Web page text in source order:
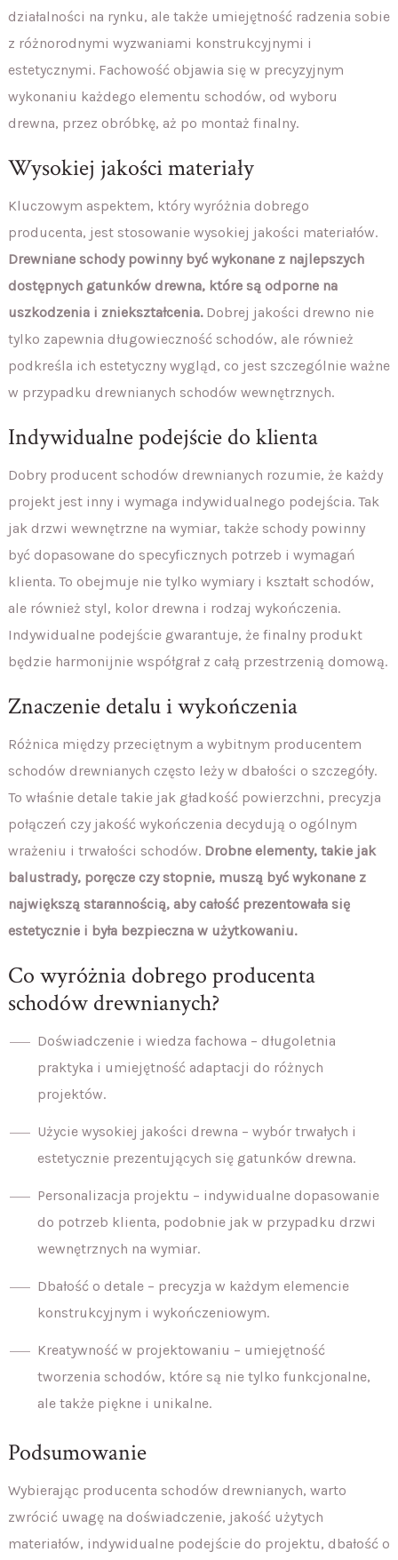
działalności na rynku, ale także umiejętność radzenia sobie
z różnorodnymi wyzwaniami konstrukcyjnymi i
estetycznymi. Fachowość objawia się w precyzyjnym
wykonaniu każdego elementu schodów, od wyboru
drewna, przez obróbkę, aż po montaż finalny.
Wysokiej jakości materiały
Kluczowym aspektem, który wyróżnia dobrego
producenta, jest stosowanie wysokiej jakości materiałów.
Drewniane schody powinny być wykonane z najlepszych
dostępnych gatunków drewna, które są odporne na
uszkodzenia i zniekształcenia.Dobrej jakości drewno nie
tylko zapewnia długowieczność schodów, ale również
podkreśla ich estetyczny wygląd, co jest szczególnie ważne
w przypadku drewnianych schodów wewnętrznych.
Indywidualne podejście do klienta
Dobry producent schodów drewnianych rozumie, że każdy
projekt jest inny i wymaga indywidualnego podejścia. Tak
jak drzwi wewnętrzne na wymiar, także schody powinny
być dopasowane do specyficznych potrzeb i wymagań
klienta. To obejmuje nie tylko wymiary i kształt schodów,
ale również styl, kolor drewna i rodzaj wykończenia.
Indywidualne podejście gwarantuje, że finalny produkt
będzie harmonijnie współgrał z całą przestrzenią domową.
Znaczenie detalu i wykończenia
Różnica między przeciętnym a wybitnym producentem
schodów drewnianych często leży w dbałości o szczegóły.
To właśnie detale takie jak gładkość powierzchni, precyzja
połączeń czy jakość wykończenia decydują o ogólnym
wrażeniu i trwałości schodów. Drobne elementy, takie jak
balustrady, poręcze czy stopnie, muszą być wykonane z
największą starannością, aby całość prezentowała się
estetycznie i była bezpieczna w użytkowaniu.
Co wyróżnia dobrego producenta
schodów drewnianych?
Doświadczenie i wiedza fachowa – długoletnia
praktyka i umiejętność adaptacji do różnych
projektów.
Użycie wysokiej jakości drewna – wybór trwałych i
estetycznie prezentujących się gatunków drewna.
Personalizacja projektu – indywidualne dopasowanie
do potrzeb klienta, podobnie jak w przypadku drzwi
wewnętrznych na wymiar.
Dbałość o detale – precyzja w każdym elemencie
konstrukcyjnym i wykończeniowym.
Kreatywność w projektowaniu – umiejętność
tworzenia schodów, które są nie tylko funkcjonalne,
ale także piękne i unikalne.
Podsumowanie
Wybierając producenta schodów drewnianych, warto
zwrócić uwagę na doświadczenie, jakość użytych
materiałów, indywidualne podejście do projektu, dbałość o